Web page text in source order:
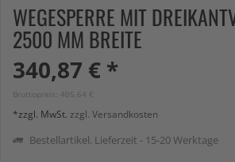
WEGESPERRE MIT
2500 MM BREITE
340,87 € *
Bruttopreis: 405,64 €
*zzgl. MwSt. zzgl. Versandkosten
Bestellartikel. Lieferzeit - 15-20 Werktage